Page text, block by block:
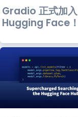
Gradio 正式加入
Hugging Face！